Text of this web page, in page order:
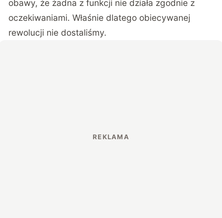
obawy, że żadna z funkcji nie działa zgodnie z
oczekiwaniami. Właśnie dlatego obiecywanej
rewolucji nie dostaliśmy.